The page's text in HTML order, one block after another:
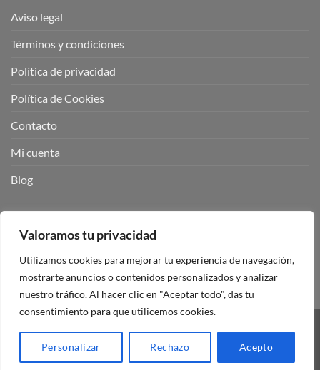
Valoramos tu privacidad
Utilizamos cookies para mejorar tu experiencia de navegación,
mostrarte anuncios o contenidos personalizados y analizar
nuestro tráfico. Al hacer clic en "Aceptar todo", das tu
consentimiento para que utilicemos cookies.
Personalizar Rechazo Acepto
Aviso legal
Términos y condiciones
Política de privacidad
Política de Cookies
Contacto
Mi cuenta
Blog
Visa PayPal Stripe MasterCard
Copyright 2026 ©Mando Garaje Universal Tienda Online España.